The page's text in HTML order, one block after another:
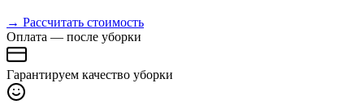
→ Рассчитать стоимость
Оплата — после уборки
Гарантируем качество уборки